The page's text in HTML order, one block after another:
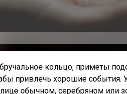
кольцо, приметы
привлечь хорошие события.
обычном, серебряном или